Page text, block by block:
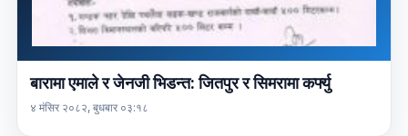
बारामा एमाले र जेनजी भिडन्त: जितपुर र सिमरामा कर्फ्यु
४ मंसिर २०८२, बुधबार ०३:१८